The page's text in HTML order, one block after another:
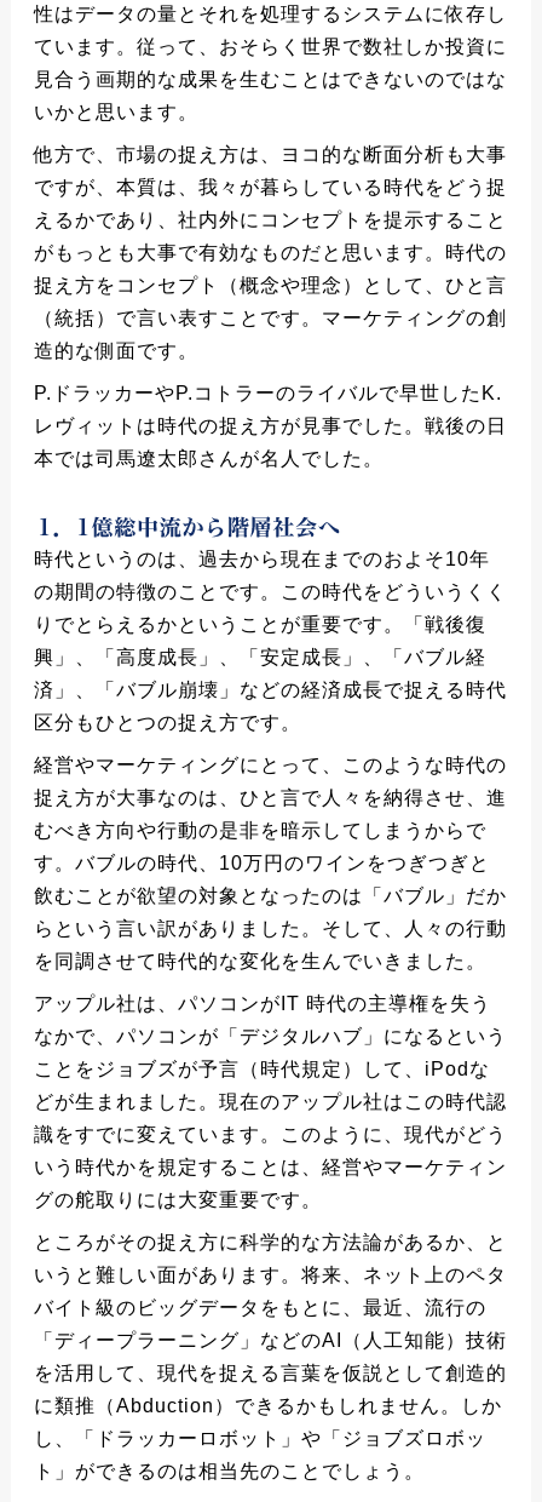
性はデータの量とそれを処理するシステムに依存し
ています。従って、おそらく世界で数社しか投資に
見合う画期的な成果を生むことはできないのではな
いかと思います。
他方で、市場の捉え方は、ヨコ的な断面分析も大事
ですが、本質は、我々が暮らしている時代をどう捉
えるかであり、社内外にコンセプトを提示すること
がもっとも大事で有効なものだと思います。時代の
捉え方をコンセプト（概念や理念）として、ひと言
（統括）で言い表すことです。マーケティングの創
造的な側面です。
P.ドラッカーやP.コトラーのライバルで早世したK.
レヴィットは時代の捉え方が見事でした。戦後の日
本では司馬遼太郎さんが名人でした。
時代というのは、過去から現在までのおよそ10年
の期間の特徴のことです。この時代をどういうくく
りでとらえるかということが重要です。「戦後復
興」、「高度成長」、「安定成長」、「バブル経
済」、「バブル崩壊」などの経済成長で捉える時代
区分もひとつの捉え方です。
経営やマーケティングにとって、このような時代の
捉え方が大事なのは、ひと言で人々を納得させ、進
むべき方向や行動の是非を暗示してしまうからで
す。バブルの時代、10万円のワインをつぎつぎと
飲むことが欲望の対象となったのは「バブル」だか
らという言い訳がありました。そして、人々の行動
を同調させて時代的な変化を生んでいきました。
アップル社は、パソコンがIT 時代の主導権を失う
なかで、パソコンが「デジタルハブ」になるという
ことをジョブズが予言（時代規定）して、iPodな
どが生まれました。現在のアップル社はこの時代認
識をすでに変えています。このように、現代がどう
いう時代かを規定することは、経営やマーケティン
グの舵取りには大変重要です。
ところがその捉え方に科学的な方法論があるか、と
いうと難しい面があります。将来、ネット上のペタ
バイト級のビッグデータをもとに、最近、流行の
「ディープラーニング」などのAI（人工知能）技術
を活用して、現代を捉える言葉を仮説として創造的
に類推（Abduction）できるかもしれません。しか
し、「ドラッカーロボット」や「ジョブズロボッ
ト」ができるのは相当先のことでしょう。